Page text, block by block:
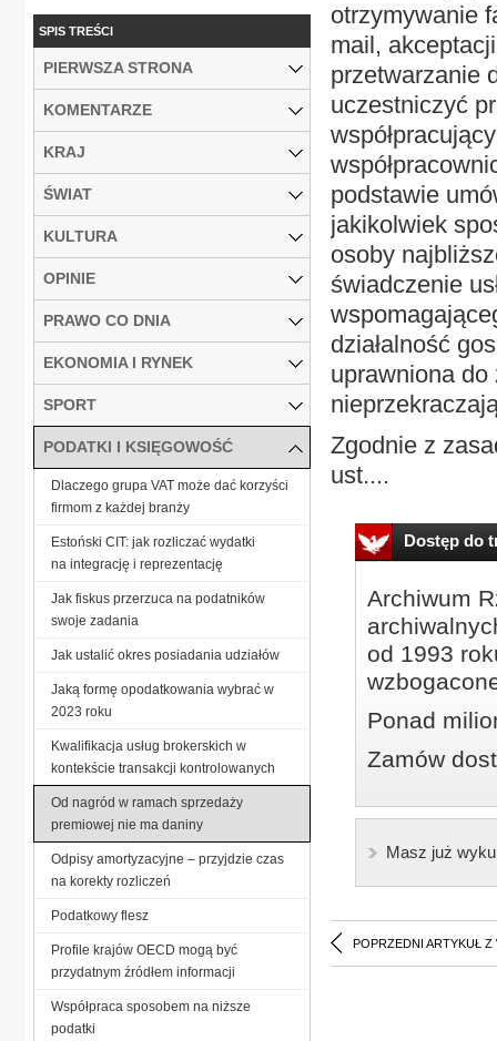
otrzymywanie
mail,
przetwarzanie
uczestniczyć
podstawie
jakikolwiek
osoby
świadczenie
działalność
uprawniona
Zgodnie z
ust....
Dostęp do
Archiwum
od 1993
Ponad
Zamów
Masz już
POPRZEDNI ARTYKUŁ Z
SPIS TREŚCI
PIERWSZA STRONA
KOMENTARZE
KRAJ
ŚWIAT
KULTURA
OPINIE
PRAWO CO DNIA
EKONOMIA I RYNEK
SPORT
PODATKI I KSIĘGOWOŚĆ
Dlaczego grupa VAT może dać korzyści
firmom z każdej branży
Estoński CIT: jak rozliczać wydatki
na integrację i reprezentację
Jak fiskus przerzuca na podatników
swoje zadania
Jak ustalić okres posiadania udziałów
Jaką formę opodatkowania wybrać w
2023 roku
Kwalifikacja usług brokerskich w
kontekście transakcji kontrolowanych
Od nagród w ramach sprzedaży
premiowej nie ma daniny
Odpisy amortyzacyjne – przyjdzie czas
na korekty rozliczeń
Podatkowy flesz
Profile krajów OECD mogą być
przydatnym źródłem informacji
Współpraca sposobem na niższe
podatki